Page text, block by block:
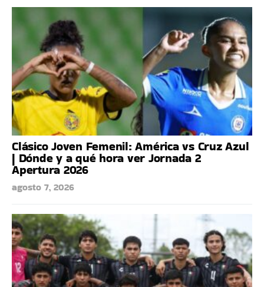
Clásico Joven Femenil: América vs Cruz Azul
| Dónde y a qué hora ver Jornada 2
Apertura 2026
agosto 7, 2026